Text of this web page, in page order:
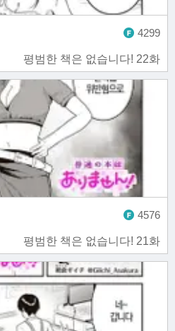
평범한 책은 없습니다! 22화
4299
평범한 책은 없습니다! 21화
4576